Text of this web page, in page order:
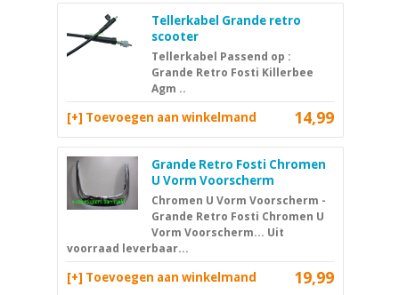
Tellerkabel Grande retro
scooter
Tellerkabel Passend op :
Grande Retro Fosti Killerbee
Agm ..
14,99
[+] Toevoegen aan winkelmand
Grande Retro Fosti Chromen
U Vorm Voorscherm
Chromen U Vorm Voorscherm -
Grande Retro Fosti Chromen U
Vorm Voorscherm... Uit
voorraad leverbaar...
19,99
[+] Toevoegen aan winkelmand